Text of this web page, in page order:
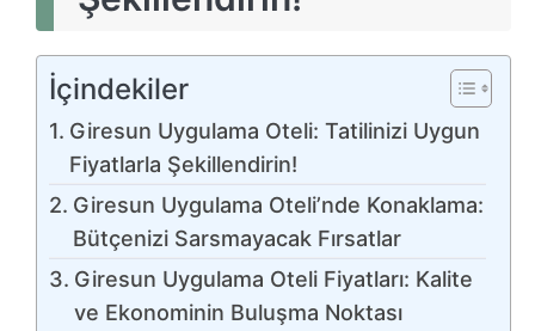
İçindekiler
Giresun Uygulama Oteli: Tatilinizi Uygun
Fiyatlarla Şekillendirin!
Giresun Uygulama Oteli’nde Konaklama:
Bütçenizi Sarsmayacak Fırsatlar
Giresun Uygulama Oteli Fiyatları: Kalite
ve Ekonominin Buluşma Noktası